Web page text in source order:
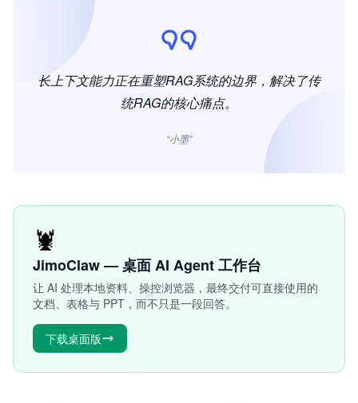
长上下文能力正在重塑RAG系统的边界，解决了传
统RAG的核心痛点。
“小墨”
🦞
JimoClaw — 桌面 AI Agent 工作台
让 AI 处理本地资料、操控浏览器，最终交付可直接使用的
文档、表格与 PPT，而不只是一段回答。
下载桌面版